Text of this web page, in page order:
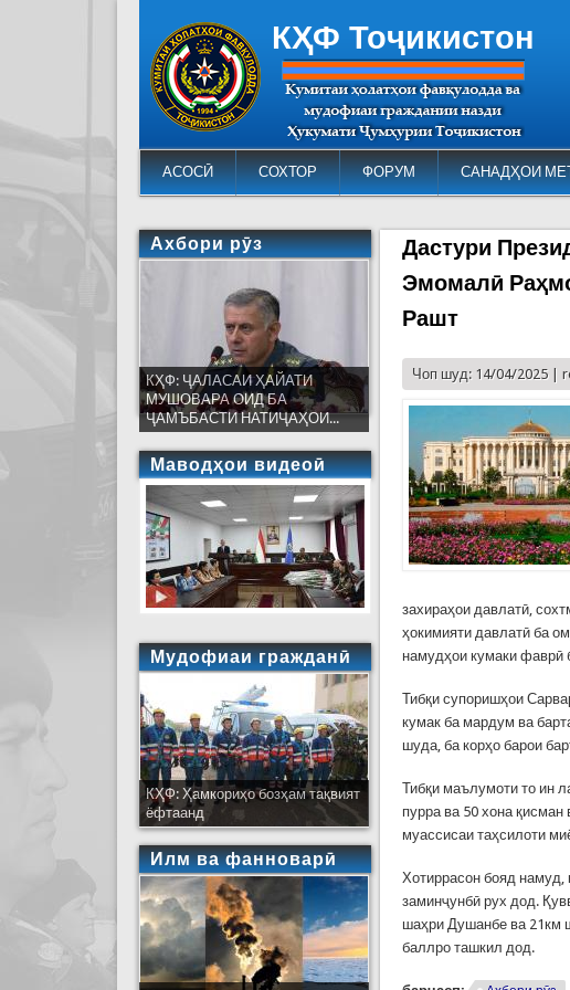
КҲФ Тоҷикистон
АСОСӢ СОХТОР ФОРУМ САНАДҲОИ
Дастури
Эмомалӣ
Рашт
Чоп шуд: 14/04/2025 |
захираҳои давлатӣ,
ҳокимияти давлатӣ ба
намудҳои кумаки
Тибқи супоришҳои
кумак ба мардум ва
шуда, ба корҳо барои
Тибқи маълумоти то ин
пурра ва 50 хона
муассисаи таҳсилоти
Хотиррасон бояд намуд,
заминҷунбӣ рух дод.
шаҳри Душанбе ва 21км
баллро ташкил дод.
Ахбори рӯз
КҲФ: ҶАЛАСАИ ҲАЙАТИ
МУШОВАРА ОИД БА
ҶАМЪБАСТИ НАТИҶАҲОИ...
Маводҳои видеоӣ
Мудофиаи гражданӣ
КҲФ: Ҳамкориҳо бозҳам тақвият
ёфтаанд
Илм ва фанноварӣ